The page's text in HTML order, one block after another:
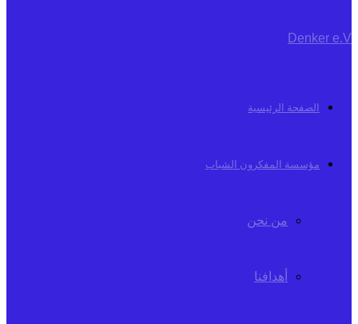
الصفحة الرئيسية
مؤسسة المفكرون الشباب
من نحن
أهدافنا